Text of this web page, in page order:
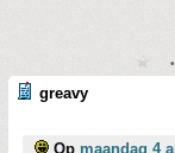
greavy
Op maandag 4